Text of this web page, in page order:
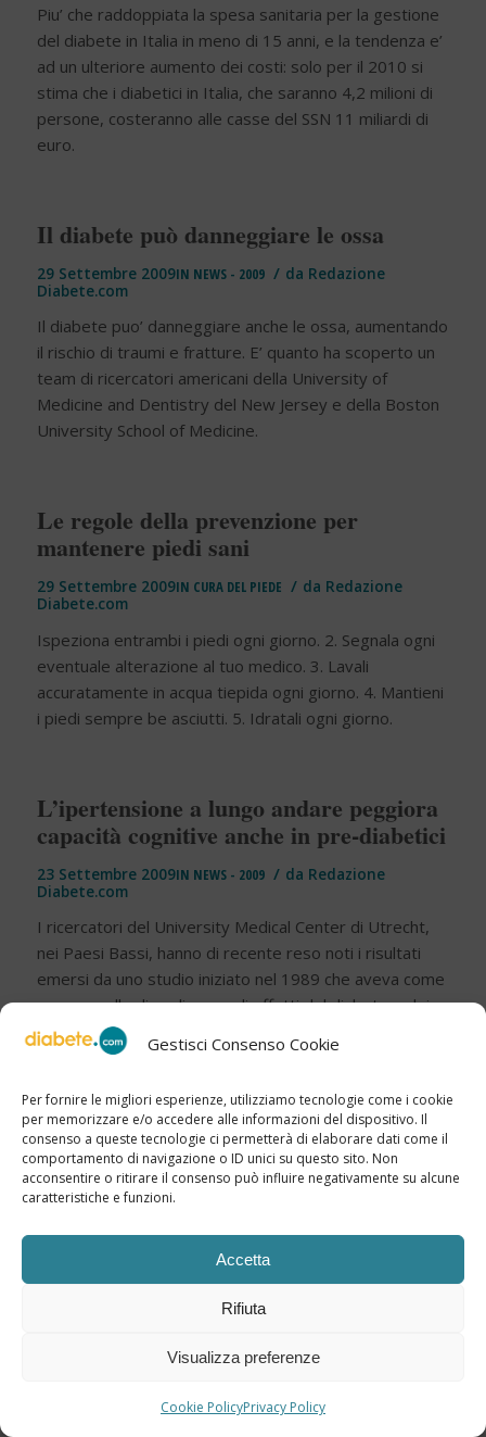
Gestisci Consenso Cookie
Per fornire le migliori esperienze, utilizziamo tecnologie come i cookie
per memorizzare e/o accedere alle informazioni del dispositivo. Il
consenso a queste tecnologie ci permetterà di elaborare dati come il
comportamento di navigazione o ID unici su questo sito. Non
acconsentire o ritirare il consenso può influire negativamente su alcune
caratteristiche e funzioni.
Accetta
Rifiuta
Visualizza preferenze
Cookie PolicyPrivacy Policy
Piu’ che raddoppiata la spesa sanitaria per la gestione
del diabete in Italia in meno di 15 anni, e la tendenza e’
ad un ulteriore aumento dei costi: solo per il 2010 si
stima che i diabetici in Italia, che saranno 4,2 milioni di
persone, costeranno alle casse del SSN 11 miliardi di
euro.
Il diabete può danneggiare le ossa
29 Settembre 2009IN NEWS - 2009 / da Redazione
Diabete.com
Il diabete puo’ danneggiare anche le ossa, aumentando
il rischio di traumi e fratture. E’ quanto ha scoperto un
team di ricercatori americani della University of
Medicine and Dentistry del New Jersey e della Boston
University School of Medicine.
Le regole della prevenzione per
mantenere piedi sani
29 Settembre 2009IN CURA DEL PIEDE / da Redazione
Diabete.com
Ispeziona entrambi i piedi ogni giorno. 2. Segnala ogni
eventuale alterazione al tuo medico. 3. Lavali
accuratamente in acqua tiepida ogni giorno. 4. Mantieni
i piedi sempre be asciutti. 5. Idratali ogni giorno.
L’ipertensione a lungo andare peggiora
capacità cognitive anche in pre-diabetici
23 Settembre 2009IN NEWS - 2009 / da Redazione
Diabete.com
I ricercatori del University Medical Center di Utrecht,
nei Paesi Bassi, hanno di recente reso noti i risultati
emersi da uno studio iniziato nel 1989 che aveva come
scopo quello di analizzare gli effetti del diabete e dei
disturbi ad esso collegati, come ipertensione e
iperglicemia, sulle funzioni cognitive dei soggetti presi
La dimensione delle cellule adipose
predice rischio diabete nelle donne
23 Settembre 2009INNEWS - 2009 / daRedazione
probabilità di sviluppare il diabete di tipo 2 con il
University of Gothenburg, in Svezia, in seguito a una
ricerca condotta su 1302 donne tra i 38 e i 60 anni a
partire dagli anni 1974-1975.